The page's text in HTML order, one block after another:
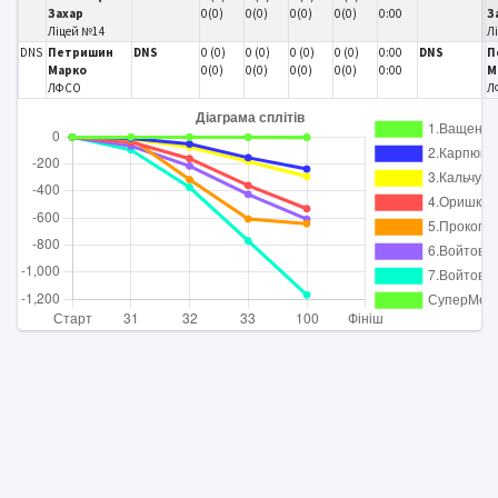
Захар
Ліцей №14
0(0)
0(0)
0(0)
0(0)
0:00
DNS Петришин
Марко
ЛФСО
DNS
0 (0)
0(0)
0 (0)
0(0)
0 (0)
0(0)
0 (0)
0(0)
0:00
0:00
DNS